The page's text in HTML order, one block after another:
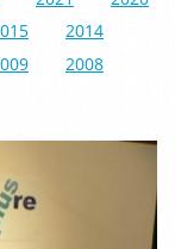
2014
2008